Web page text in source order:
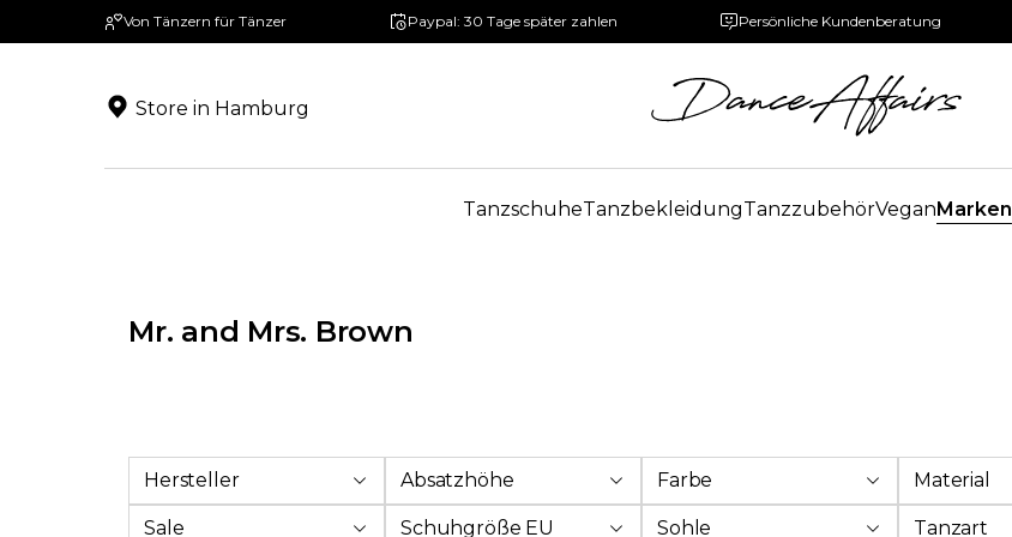
Zur Hauptnavigation springen
Von Tänzern für Tänzer Paypal: 30 Tage später zahlen Persönliche Kundenberatung
Store in Hamburg
TanzschuheTanzbekleidungTanzzubehörVeganMarken
Mr. and Mrs. Brown
Hersteller Absatzhöhe Farbe Material
Sale Schuhgröße EU Sohle Tanzart